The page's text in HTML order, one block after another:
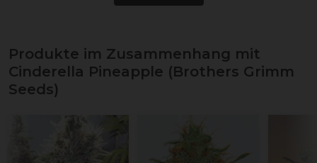
Produkte im Zusammenhang mit
Cinderella Pineapple (Brothers Grimm
Seeds)